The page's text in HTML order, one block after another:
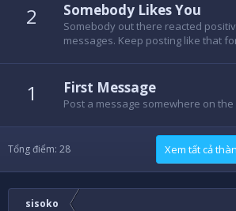
2 Somebody Likes You
Somebody out there reacted
messages. Keep posting like that
1 First Message
Post a message somewhere on
Tổng điểm: 28 Xem tất cả
sisoko